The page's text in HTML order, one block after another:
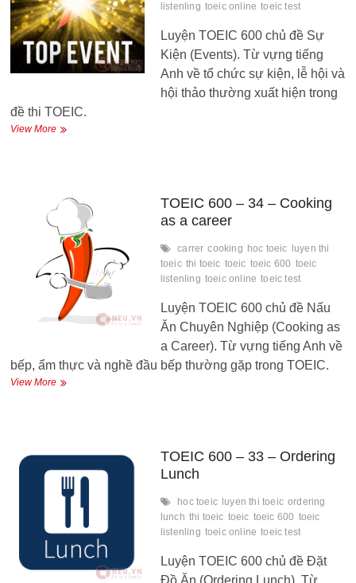
listenling toeic online toeic test
Luyện TOEIC 600 chủ đề Sự
Kiện (Events). Từ vựng tiếng
Anh về tổ chức sự kiện, lễ hội và
hội thảo thường xuất hiện trong
đề thi TOEIC.
View MoreTOEIC
Events
TOEIC 600 – 34 – Cooking
as a career
carrer cooking hoc toeic
luyen thi
toeic thi toeic toeic toeic 600 toeic
listenling toeic online toeic test
Luyện TOEIC 600 chủ đề Nấu
Ăn Chuyên Nghiệp (Cooking as
a Career). Từ vựng tiếng Anh về
bếp, ẩm thực và nghề đầu bếp thường gặp trong TOEIC.
View MoreTOEIC
Cooking
as
career
TOEIC 600 – 33 – Ordering
Lunch
hoc toeic luyen thi toeic ordering
lunch thi toeic toeic toeic 600 toeic
listenling toeic online toeic test
Luyện TOEIC 600 chủ đề Đặt
Đồ Ăn (Ordering Lunch). Từ